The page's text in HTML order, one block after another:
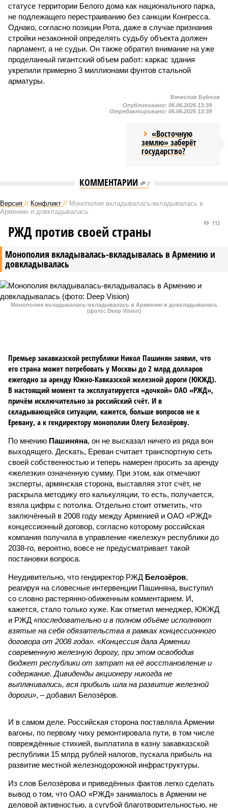
статусе территории Белого дома как национального парка,
не подлежащего перестраиванию без санкции Конгресса.
Однако, согласно позиции Рота, даже в случае признания
стройки незаконной определять судьбу объекта должен
парламент, а не судьи. Он также обратил внимание на уже
проделанный гигантский объем работ: каркас здания
укрепили примерно 3 миллионами фунтов стальной
арматуры.
Вячеслав Буйнов
Опубликовано: 06.06.2026 13:39
Отредактировано: 06.06.2026 13:39
«Восточную
землю» заберёт
государство?
КОММЕНТАРИИ 0
Версия // Конфликт // Монополия вкладывалась-вкладывалась в
Армению и довкладывалась
Монополия вкладывалась-вкладывалась в Армению и
довкладывалась
112
РЖД против своей страны
Монополия вкладывалась-вкладывалась в Армению и довкладывалась
(фото: Deep Vision)
Премьер закавказской республики Никол Пашинян заявил, что
его страна может потребовать у Москвы до 2 млрд долларов
ежегодно за аренду Южно-Кавказской железной дороги (ЮКЖД).
В настоящий момент та эксплуатируется «дочкой» ОАО «РЖД»,
причём исключительно за российский счёт. И в
складывающейся ситуации, кажется, больше вопросов не к
Еревану, а к гендиректору монополии Олегу Белозёрову.
По мнению Пашиняна, он не высказал ничего из ряда вон
выходящего. Дескать, Ереван считает транспортную сеть
своей собственностью и теперь намерен просить за аренду
«железки» означенную сумму. При этом, как отмечают
эксперты, армянская сторона, выставляя этот счёт, не
раскрыла методику его калькуляции, то есть, получается,
взяла цифры с потолка. Отдельно стоит отметить, что
заключённый в 2008 году между Арменией и ОАО «РЖД»
концессионный договор, согласно которому российская
компания получила в управление «железку» республики до
2038-го, вероятно, вовсе не предусматривает такой
постановки вопроса.
Неудивительно, что гендиректор РЖД Белозёров,
реагируя на словесные интервенции Пашиняна, выступил
со словно растерянно-обиженным комментарием. И,
кажется, стало только хуже. Как отметил менеджер, ЮКЖД
и РЖД «последовательно и в полном объёме исполняют
взятые на себя обязательства в рамках концессионного
договора от 2008 года». «Концессия дала Армении
современную железную дорогу, при этом освободив
бюджет республики от затрат на её восстановление и
содержание. Дивиденды акционеру никогда не
выплачивались, вся прибыль шла на развитие железной
дороги», – добавил Белозёров.
И в самом деле. Российская сторона поставляла Армении
вагоны, по первому чиху ремонтировала пути, в том числе
повреждённые стихией, выплатила в казну закавказской
республики 15 млрд рублей налогов, пускала прибыль на
развитие местной железнодорожной инфраструктуры.
Из слов Белозёрова и приведённых фактов легко сделать
вывод о том, что ОАО «РЖД» занималось в Армении не
деловой активностью, а сугубой благотворительностью, не